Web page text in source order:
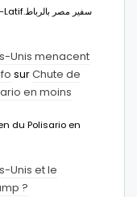
Unis menacent
surChute de
en moins
du Polisario en
Unis et le
?